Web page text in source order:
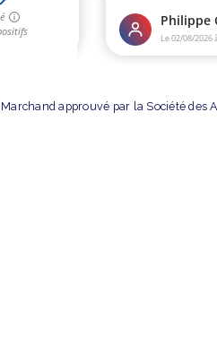
Marchand approuvé par la Société des